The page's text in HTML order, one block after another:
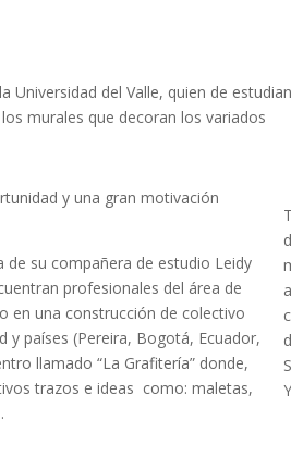
Universidad del Valle, quien de
murales que decoran los variados
a
y una gran motivación
de su compañera de estudio Leidy
profesionales del área de
en una construcción de colectivo
países (Pereira, Bogotá, Ecuador,
llamado “La Grafitería” donde,
trazos e ideas como: maletas,